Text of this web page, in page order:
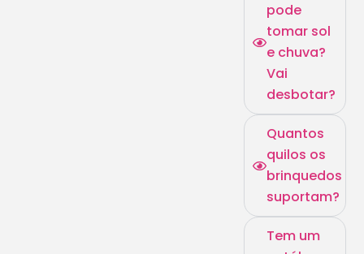
pode
tomar sol
e chuva?
Vai
desbotar?
Quantos
quilos os
brinquedos
suportam?
Tem um